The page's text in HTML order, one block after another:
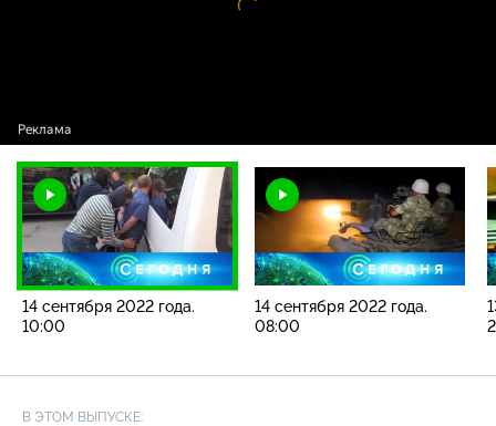
14 сентября 2022 года.
10:00
14 сентября 2022 года.
08:00
В ЭТОМ ВЫПУСКЕ: